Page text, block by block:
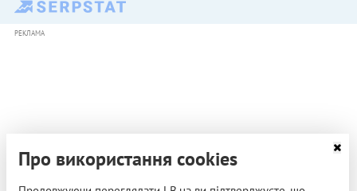
РЕКЛАМА
Про використання cookies